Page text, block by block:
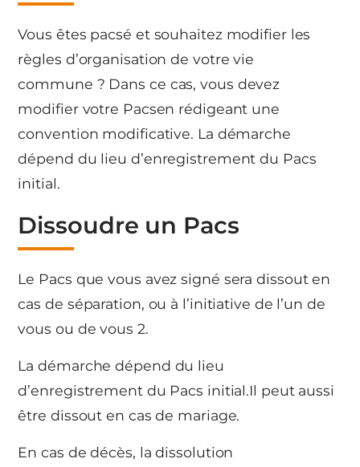
Vous êtes pacsé et souhaitez modifier les
règles d’organisation de votre vie
commune ? Dans ce cas, vous devez
modifier votre Pacsen rédigeant une
convention modificative. La démarche
dépend du lieu d’enregistrement du Pacs
initial.
Dissoudre un Pacs
Le Pacs que vous avez signé sera dissout en
cas de séparation, ou à l’initiative de l’un de
vous ou de vous 2.
La démarche dépend du lieu
d’enregistrement du Pacs initial.Il peut aussi
être dissout en cas de mariage.
En cas de décès, la dissolution